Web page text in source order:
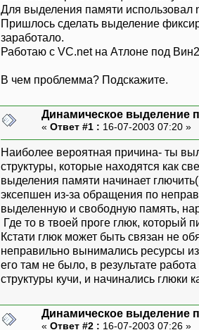
Для выделения памяти использовал
Пришлось сделать выделение
заработало.
Работаю c VС.net на Атлоне под
В чем проблемма? Подскажите.
Динамическое выделение
« Ответ #1 : 16-07-2003 07:20 »
Наиболее вероятная причина- ты
структуры, которые находятся как
выделения памяти начинает
эксепшен из-за обращения по
выделенную и свободную память,
Где то в твоей проге глюк, который
Кстати глюк может быть связан не
неправильно вынимались ресурсы
его там не было, в результате
структуры кучи, и начинались глюки
Динамическое выделение
« Ответ #2 : 16-07-2003 07:26 »